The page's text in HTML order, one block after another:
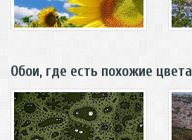
Обои, где есть похожие цвета